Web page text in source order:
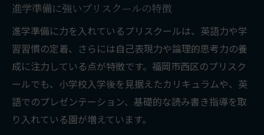
進学準備に強いプリスクールの特徴
進学準備に力を入れているプリスクールは、英語力や学
習習慣の定着、さらには自己表現力や論理的思考力の養
成に注力している点が特徴です。福岡市西区のプリスク
ールでも、小学校入学後を見据えたカリキュラムや、英
語でのプレゼンテーション、基礎的な読み書き指導を取
り入れている園が増えています。